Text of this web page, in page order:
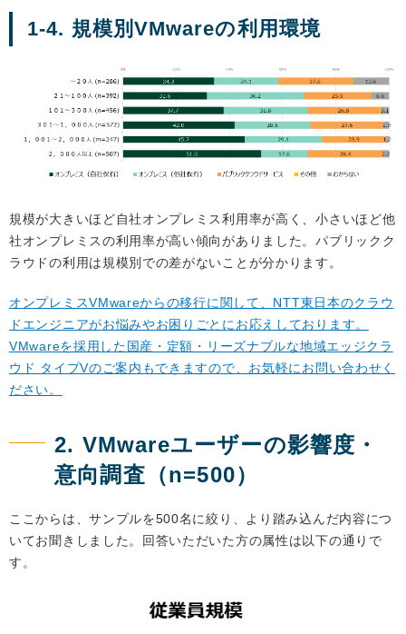
1-4. 規模別VMwareの利用環境
規模が大きいほど自社オンプレミス利用率が高く、小さいほど他
社オンプレミスの利用率が高い傾向がありました。パブリックク
ラウドの利用は規模別での差がないことが分かります。
オンプレミスVMwareからの移行に関して、NTT東日本のクラウ
ドエンジニアがお悩みやお困りごとにお応えしております。
VMwareを採用した国産・定額・リーズナブルな地域エッジクラ
ウド タイプVのご案内もできますので、お気軽にお問い合わせく
ださい。
2. VMwareユーザーの影響度・
意向調査（n=500）
ここからは、サンプルを500名に絞り、より踏み込んだ内容につ
いてお聞きしました。回答いただいた方の属性は以下の通りで
す。